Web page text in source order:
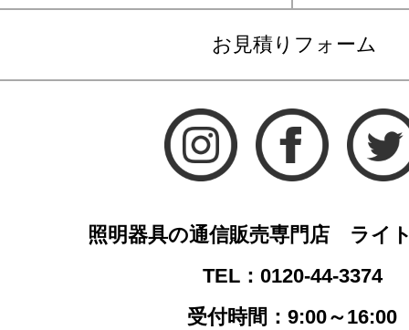
お見積りフォーム
照明器具の通信販売専門店 ライ
TEL：0120-44-3374
受付時間：9:00～16:00